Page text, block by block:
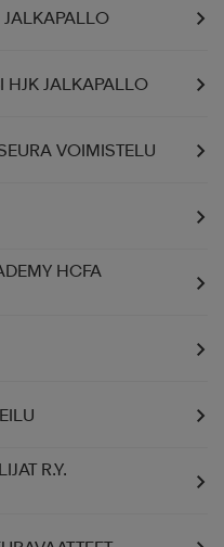
HJK JALKAPALLO
VOIMISTELU
HCFA
R.Y.